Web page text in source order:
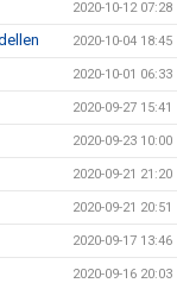
2020-10-12 07:28
2020-10-04 18:45
2020-10-01 06:33
2020-09-27 15:41
2020-09-23 10:00
2020-09-21 21:20
2020-09-21 20:51
2020-09-17 13:46
2020-09-16 20:03